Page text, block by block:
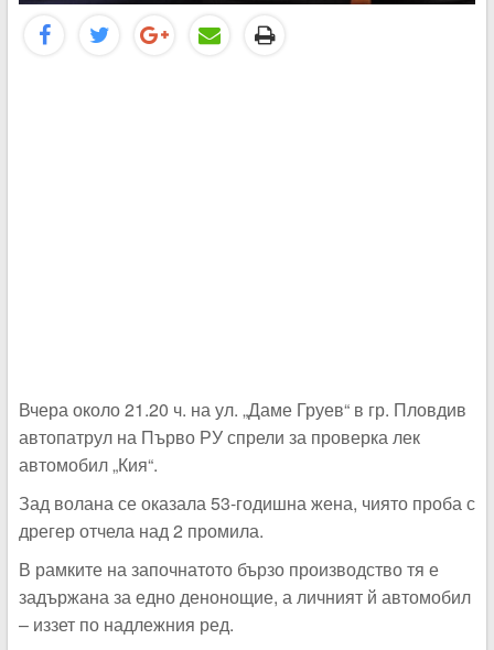
Вчера около 21.20 ч. на ул. „Даме Груев“ в гр. Пловдив
автопатрул на Първо РУ спрели за проверка лек
автомобил „Кия“.
Зад волана се оказала 53-годишна жена, чиято проба с
дрегер отчела над 2 промила.
В рамките на започнатото бързо производство тя е
задържана за едно денонощие, а личният й автомобил
– иззет по надлежния ред.